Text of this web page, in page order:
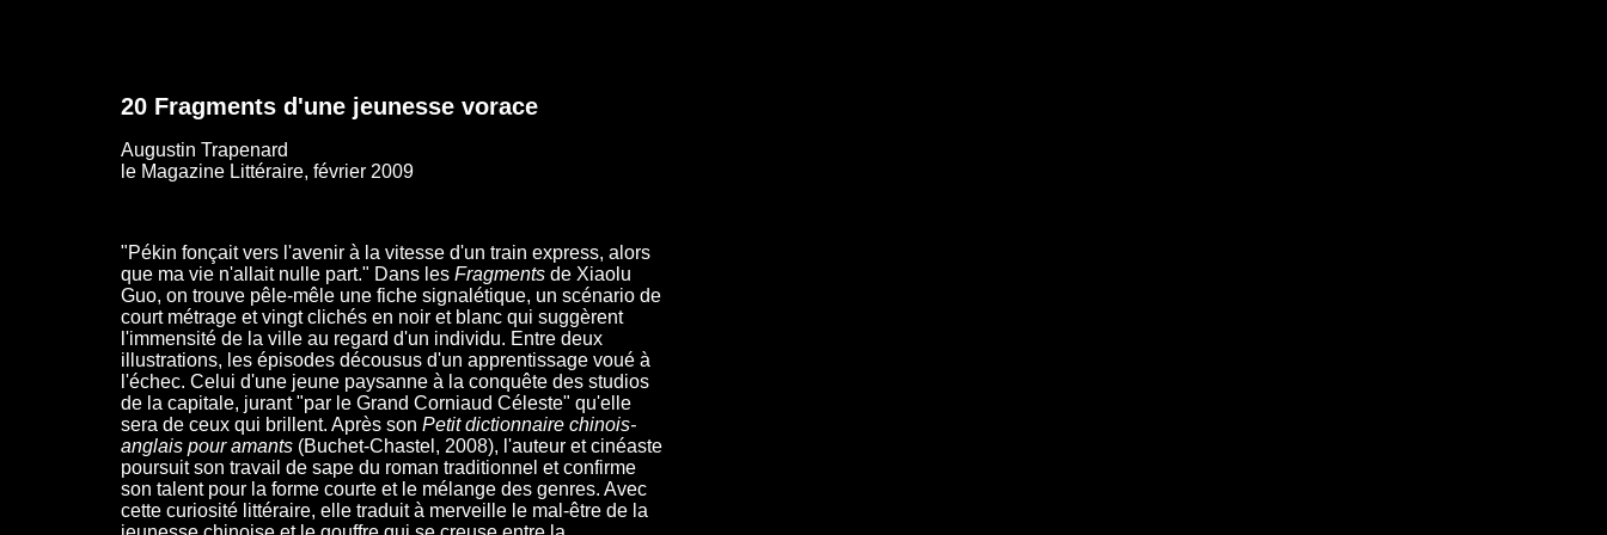
20 Fragments d'une jeunesse vorace
Augustin Trapenard
le Magazine Littéraire, février 2009
"Pékin fonçait vers l'avenir à la vitesse d'un train express, alors
que ma vie n'allait nulle part." Dans les Fragments de Xiaolu
Guo, on trouve pêle-mêle une fiche signalétique, un scénario de
court métrage et vingt clichés en noir et blanc qui suggèrent
l'immensité de la ville au regard d'un individu. Entre deux
illustrations, les épisodes décousus d'un apprentissage voué à
l'échec. Celui d'une jeune paysanne à la conquête des studios
de la capitale, jurant "par le Grand Corniaud Céleste" qu'elle
sera de ceux qui brillent. Après son Petit dictionnaire chinois-
anglais pour amants (Buchet-Chastel, 2008), l'auteur et cinéaste
poursuit son travail de sape du roman traditionnel et confirme
son talent pour la forme courte et le mélange des genres. Avec
cette curiosité littéraire, elle traduit à merveille le mal-être de la